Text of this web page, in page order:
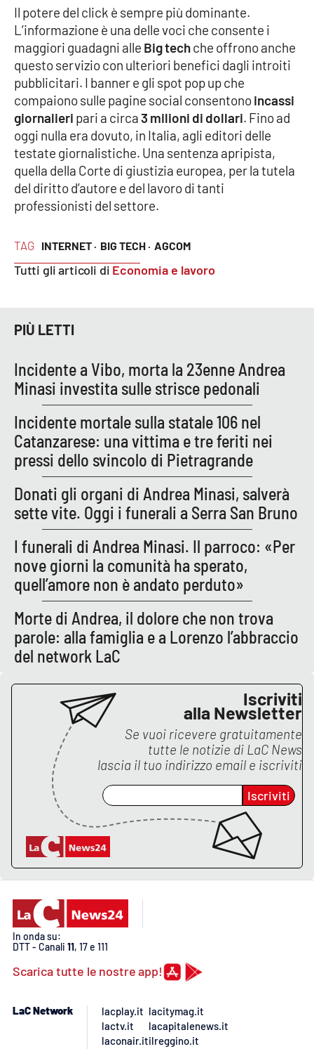
Cosenzachannel.it
Ilvibonese.it
Catanzarochannel.it
APP
Android
Apple
TAG INTERNET · BIG TECH · AGCOM
Tutti gli articoli di Economia e lavoro
Il potere del click è sempre più dominante.
L’informazione è una delle voci che consente i
maggiori guadagni alle Big techche offrono anche
questo servizio con ulteriori benefici dagli introiti
pubblicitari. I banner e gli spot pop up che
compaiono sulle pagine social consentonoincassi
giornalieri pari a circa3 milioni di dollari. Fino ad
oggi nulla era dovuto, in Italia, agli editori delle
testate giornalistiche. Una sentenza apripista,
quella della Corte di giustizia europea, per la tutela
del diritto d’autore e del lavoro di tanti
professionisti del settore.
PIÙ LETTI
Incidente a Vibo, morta la 23enne Andrea
Minasi investita sulle strisce pedonali
Incidente mortale sulla statale 106 nel
Catanzarese: una vittima e tre feriti nei
pressi dello svincolo di Pietragrande
Donati gli organi di Andrea Minasi, salverà
sette vite. Oggi i funerali a Serra San Bruno
I funerali di Andrea Minasi. Il parroco: «Per
nove giorni la comunità ha sperato,
quell’amore non è andato perduto»
Morte di Andrea, il dolore che non trova
parole: alla famiglia e a Lorenzo l’abbraccio
del network LaC
Iscriviti
alla Newsletter
Se vuoi ricevere gratuitamente
tutte le notizie di LaC News
lascia il tuo indirizzo email e iscriviti
Iscriviti
In onda su:
DTT - Canali 11, 17 e 111
Scarica tutte le nostre app!
LaC Network
lacplay.it
lactv.it
laconair.it
lacitymag.it
lacapitalenews.it
ilreggino.it